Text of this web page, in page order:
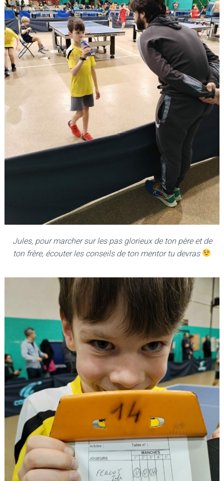
Jules, pour marcher sur les pas glorieux de ton père et de
ton frère, écouter les conseils de ton mentor tu devras